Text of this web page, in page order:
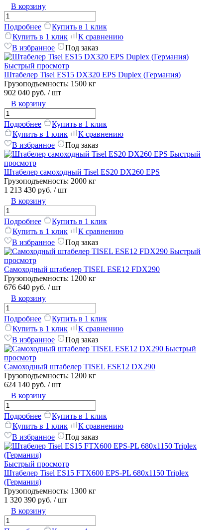
В корзину
Подробнее
Купить в 1 клик
Купить в 1 клик
К сравнению
В избранное
Под заказ
Быстрый просмотр
Штабелер Tisel ES15 DX320 EPS Duplex (Германия)
Грузоподъемность: 1500 кг
902 040 руб. / шт
В корзину
Подробнее
Купить в 1 клик
Купить в 1 клик
К сравнению
В избранное
Под заказ
Быстрый
просмотр
Штабелер самоходный Tisel ES20 DX260 EPS
Грузоподъемность: 2000 кг
1 213 430 руб. / шт
В корзину
Подробнее
Купить в 1 клик
Купить в 1 клик
К сравнению
В избранное
Под заказ
Быстрый
просмотр
Самоходный штабелер TISEL ESE12 FDX290
Грузоподъемность: 1200 кг
676 640 руб. / шт
В корзину
Подробнее
Купить в 1 клик
Купить в 1 клик
К сравнению
В избранное
Под заказ
Быстрый
просмотр
Самоходный штабелер TISEL ESE12 DX290
Грузоподъемность: 1200 кг
624 140 руб. / шт
В корзину
Подробнее
Купить в 1 клик
Купить в 1 клик
К сравнению
В избранное
Под заказ
Быстрый просмотр
Штабелер Tisel ES15 FTX600 EPS-PL 680x1150 Triplex
(Германия)
Грузоподъемность: 1300 кг
1 320 390 руб. / шт
В корзину